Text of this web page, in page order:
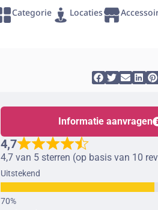
Categorie Locaties
Informatie aanvragen
4,7
4,7 van 5 sterren (op basis van 10
Uitstekend